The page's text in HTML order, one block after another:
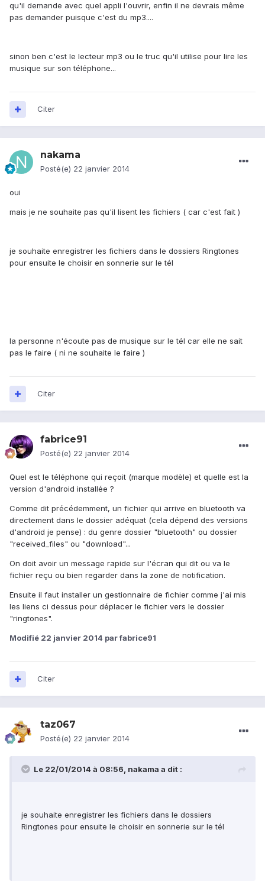
qu'il demande avec quel appli l'ouvrir, enfin il ne devrais même
pas demander puisque c'est du mp3....
sinon ben c'est le lecteur mp3 ou le truc qu'il utilise pour lire les
musique sur son téléphone...
Citer
nakama
Posté(e) 22 janvier 2014
oui
mais je ne souhaite pas qu'il lisent les fichiers ( car c'est fait )
je souhaite enregistrer les fichiers dans le dossiers Ringtones
pour ensuite le choisir en sonnerie sur le tél
la personne n'écoute pas de musique sur le tél car elle ne sait
pas le faire ( ni ne souhaite le faire )
Citer
fabrice91
Posté(e) 22 janvier 2014
Quel est le téléphone qui reçoit (marque modèle) et quelle est la
version d'android installée ?
Comme dit précédemment, un fichier qui arrive en bluetooth va
directement dans le dossier adéquat (cela dépend des versions
d'android je pense) : du genre dossier "bluetooth" ou dossier
"received_files" ou "download"...
On doit avoir un message rapide sur l'écran qui dit ou va le
fichier reçu ou bien regarder dans la zone de notification.
Ensuite il faut installer un gestionnaire de fichier comme j'ai mis
les liens ci dessus pour déplacer le fichier vers le dossier
"ringtones".
Modifié 22 janvier 2014 par fabrice91
Citer
taz067
Posté(e) 22 janvier 2014
Le 22/01/2014 à 08:56, nakama a dit :
je souhaite enregistrer les fichiers dans le dossiers
Ringtones pour ensuite le choisir en sonnerie sur le tél